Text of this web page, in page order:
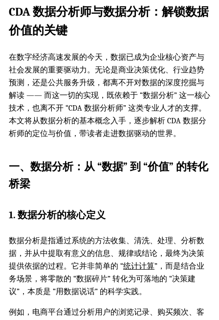
CDA 数据分析师与数据分析：解锁数据
价值的关键
在数字经济高速发展的今天，数据已成为企业核心资产与
社会发展的重要驱动力。无论是商业决策优化、行业趋势
预测，还是公共服务升级，都离不开对数据的深度挖掘与
解读 —— 而这一切的实现，既依赖于 “数据分析” 这一核心
技术，也离不开 “CDA 数据分析师” 这类专业人才的支撑。
本文将从数据分析的基本概念入手，逐步解析 CDA 数据分
析师的定位与价值，带读者走进数据驱动的世界。
一、数据分析：从 “数据” 到 “价值” 的转化
桥梁
1. 数据分析的核心定义
数据分析是指通过系统的方法收集、清洗、处理、分析数
据，并从中提取有意义的信息、规律或结论，最终为决策
提供依据的过程。它并非简单的 “统计计算”，而是结合业
务场景，将零散的 “数据碎片” 转化为可落地的 “决策建
议”，本质是 “用数据说话” 的科学实践。
例如，电商平台通过分析用户的浏览记录、购买频次、客